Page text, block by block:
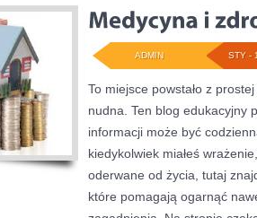
STY -
ADMIN
To miejsce powstało z
nudna. Ten blog edukacyjny
informacji może być
kiedykolwiek miałeś
oderwane od życia, tutaj
które pomagają ogarnąć